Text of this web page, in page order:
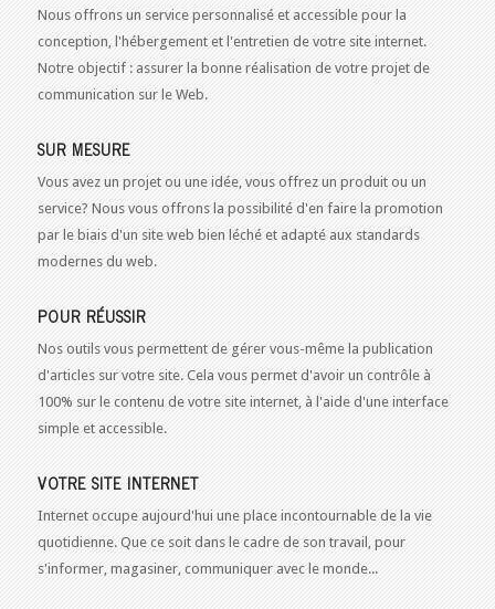
Nous offrons un service personnalisé et accessible pour la
conception, l'hébergement et l'entretien de votre site internet.
Notre objectif : assurer la bonne réalisation de votre projet de
communication sur le Web.
SUR MESURE
Vous avez un projet ou une idée, vous offrez un produit ou un
service? Nous vous offrons la possibilité d'en faire la promotion
par le biais d'un site web bien léché et adapté aux standards
modernes du web.
POUR RÉUSSIR
Nos outils vous permettent de gérer vous-même la publication
d'articles sur votre site. Cela vous permet d'avoir un contrôle à
100% sur le contenu de votre site internet, à l'aide d'une interface
simple et accessible.
VOTRE SITE INTERNET
Internet occupe aujourd'hui une place incontournable de la vie
quotidienne. Que ce soit dans le cadre de son travail, pour
s'informer, magasiner, communiquer avec le monde...